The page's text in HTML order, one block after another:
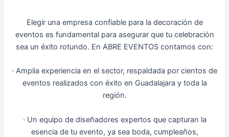
Elegir una empresa confiable para la decoración de
eventos es fundamental para asegurar que tu celebración
sea un éxito rotundo. En ABRE EVENTOS contamos con:
· Amplia experiencia en el sector, respaldada por cientos de
eventos realizados con éxito en Guadalajara y toda la
región.
· Un equipo de diseñadores expertos que capturan la
esencia de tu evento, ya sea boda, cumpleaños,